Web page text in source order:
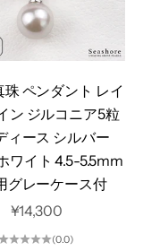
ンを選択
珠 ペンダント レイ
ン ジルコニア5粒
ィース シルバー
ワイト 4.5-5.5mm
グレーケース付
セール価格
¥14,300
(0.0)